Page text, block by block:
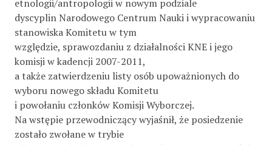
etnologii/antropologii w nowym podziale
dyscyplin Narodowego Centrum Nauki i wypracowaniu
stanowiska Komitetu w tym
względzie, sprawozdaniu z działalności KNE i jego
komisji w kadencji 2007-2011,
a także zatwierdzeniu listy osób upoważnionych do
wyboru nowego składu Komitetu
i powołaniu członków Komisji Wyborczej.
Na wstępie przewodniczący wyjaśnił, że posiedzenie
zostało zwołane w trybie